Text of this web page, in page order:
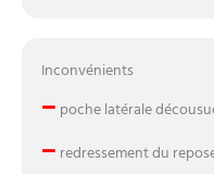
Inconvénients
– poche latérale
– redressement du